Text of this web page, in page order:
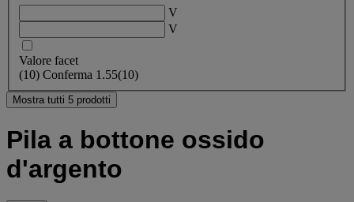
V
V
Valore facet
(10) Conferma 1.55(10)
Mostra tutti 5 prodotti
Pila a bottone ossido
d'argento